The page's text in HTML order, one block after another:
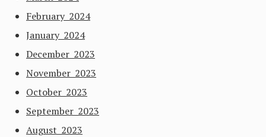
February 2024
January 2024
December 2023
November 2023
October 2023
September 2023
August 2023